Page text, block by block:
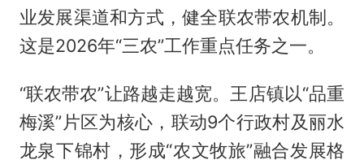
业发展渠道和方式，健全联农带农机制。
这是2026年“三农”工作重点任务之一。
“联农带农”让路越走越宽。王店镇以“品重
梅溪”片区为核心，联动9个行政村及丽水
龙泉下锦村，形成“农文牧旅”融合发展格